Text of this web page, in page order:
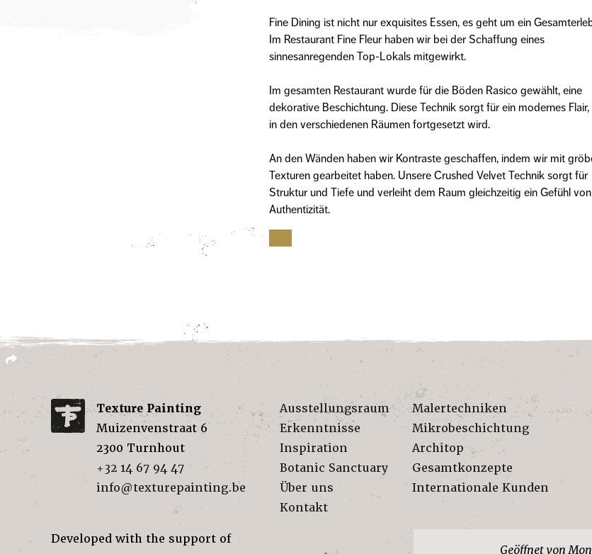
Fine Dining ist nicht nur exquisites Essen, es geht um ein
Im Restaurant Fine Fleur haben wir bei der Schaffung eines
sinnesanregenden Top-Lokals mitgewirkt.
Im gesamten Restaurant wurde für die Böden Rasico gewählt, eine
dekorative Beschichtung. Diese Technik sorgt für ein modernes Flair,
in den verschiedenen Räumen fortgesetzt wird.
An den Wänden haben wir Kontraste geschaffen, indem wir mit
Texturen gearbeitet haben. Unsere Crushed Velvet Technik sorgt für
Struktur und Tiefe und verleiht dem Raum gleichzeitig ein Gefühl von
Authentizität.
Texture Painting
Muizenvenstraat 6
2300 Turnhout
+32 14 67 94 47
info@texturepainting.be
Ausstellungsraum
Erkenntnisse
Inspiration
Botanic Sanctuary
Über uns
Kontakt
Malertechniken
Mikrobeschichtung
Architop
Gesamtkonzepte
Internationale Kunden
Developed with the support of
Geöffnet von